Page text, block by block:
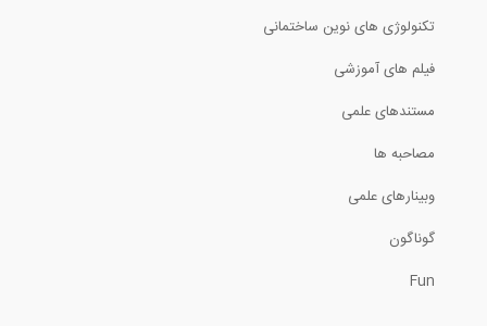
ارائه کاتالوگ مبلمان با تکنولوژی واقعیت...
116:48
تکنولوژی های نوین ساختمانی
فیلم های آموزشی
مستندهای علمی
مصاحبه ها
وبینارهای علمی
گوناگون
Fun